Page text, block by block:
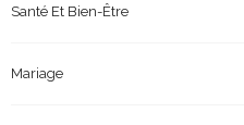
Santé Et Bien-Être
Mariage